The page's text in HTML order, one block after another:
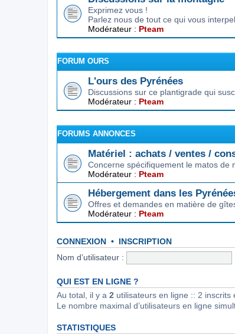
Exprimez vous !
Parlez nous de tout ce qui vous
Modérateur : Pteam
FORUM OURS
L'ours des Pyrénées
Discussions sur ce plantigrade qui
Modérateur : Pteam
FORUMS ANNONCES
Matériel : achats / ventes /
Concerne spécifiquement le matos de
Modérateur : Pteam
Hébergement dans les
Offres et demandes en matière de
Modérateur : Pteam
CONNEXION • INSCRIPTION
Nom d’utilisateur :
QUI EST EN LIGNE ?
Au total, il y a 2 utilisateurs en ligne :: 2 inscrits
Le nombre maximal d’utilisateurs en ligne
STATISTIQUES